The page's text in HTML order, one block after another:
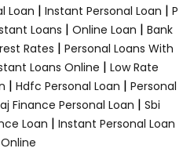
Loan | Instant Personal Loan | P
Loans | Online Loan | Bank
Rates | Personal Loans With
Loans Online | Low Rate
| Hdfc Personal Loan | Personal
Finance Personal Loan | Sbi
Loan | Instant Personal Loan
Online